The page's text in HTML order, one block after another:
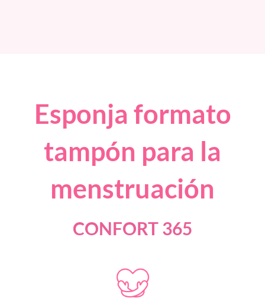
Esponja formato
tampón para la
menstruación
CONFORT 365